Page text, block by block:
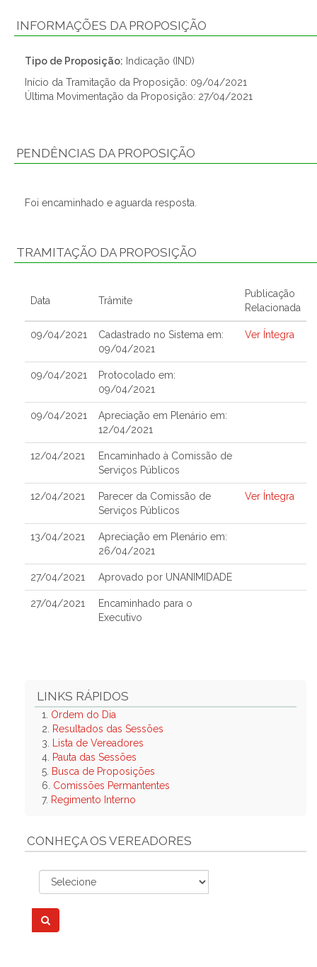
INFORMAÇÕES DA PROPOSIÇÃO
Tipo de Proposição: Indicação (IND)
Início da Tramitação da Proposição: 09/04/2021
Última Movimentação da Proposição: 27/04/2021
PENDÊNCIAS DA PROPOSIÇÃO
Foi encaminhado e aguarda resposta.
TRAMITAÇÃO DA PROPOSIÇÃO
Data Trâmite
Publicação
Relacionada
09/04/2021
Cadastrado no Sistema em:
09/04/2021
Ver Íntegra
09/04/2021
Protocolado em:
09/04/2021
09/04/2021
Apreciação em Plenário em:
12/04/2021
12/04/2021
Encaminhado à Comissão de
Serviços Públicos
12/04/2021
Parecer da Comissão de
Serviços Públicos
Ver Íntegra
13/04/2021
Apreciação em Plenário em:
26/04/2021
27/04/2021 Aprovado por UNANIMIDADE
27/04/2021
Encaminhado para o
Executivo
LINKS RÁPIDOS
1. Ordem do Dia
2.
Resultados das Sessões
3.
Lista de Vereadores
4. Pauta das Sessões
5. Busca de Proposições
6. Comissões Permantentes
7. Regimento Interno
CONHEÇA OS VEREADORES